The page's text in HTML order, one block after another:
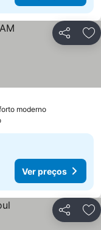
Partilhar
modernoVer preços
Ver preços
Partilhar